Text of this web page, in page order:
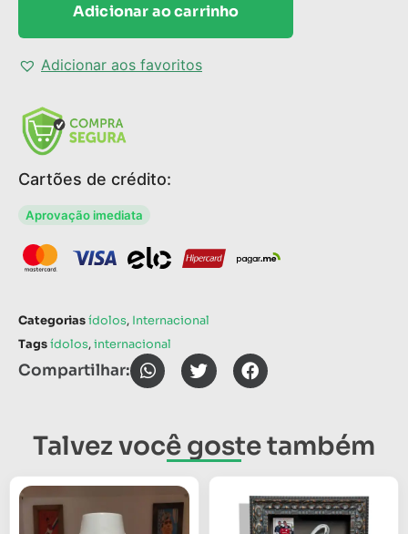
Adicionar ao carrinho
Adicionar aos favoritos
Cartões de crédito:
Aprovação imediata
Categoriasídolos, Internacional
Tagsídolos,internacional
Compartilhar:
Talvez você goste também